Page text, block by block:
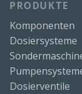
PRODUKTE
Komponenten
Dosiersysteme
Dosierventile